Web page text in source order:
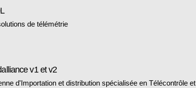
de télémétrie
v1 et v2
d'Importation et distribution spécialisée en Télécontrôle et